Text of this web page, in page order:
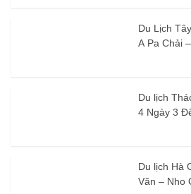
Du Lịch
A Pa Chải
Du lịch
4 Ngày 3
Du lịch Hà
Văn – Nho